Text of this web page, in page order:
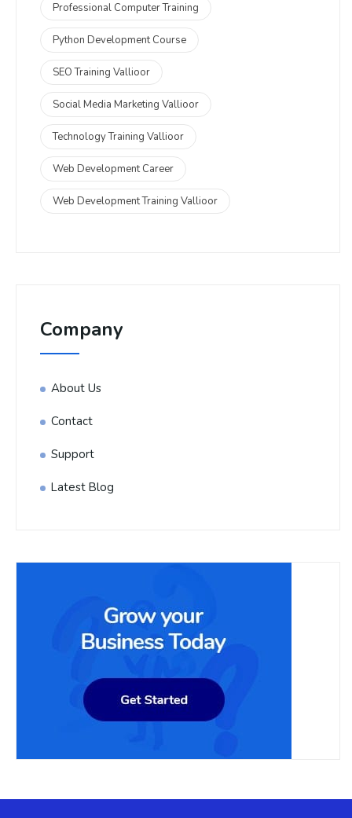
Professional Computer Training
Python Development Course
SEO Training Vallioor
Social Media Marketing Vallioor
Technology Training Vallioor
Web Development Career
Web Development Training Vallioor
Company
About Us
Contact
Support
Latest Blog